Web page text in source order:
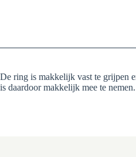
De ring is makkelijk vast te grijpen
is daardoor makkelijk mee te nemen.